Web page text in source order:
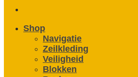
Shop
Navigatie
Zeilkleding
Veiligheid
Blokken